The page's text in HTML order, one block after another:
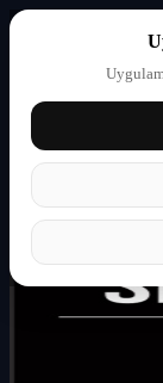
Giriş yap